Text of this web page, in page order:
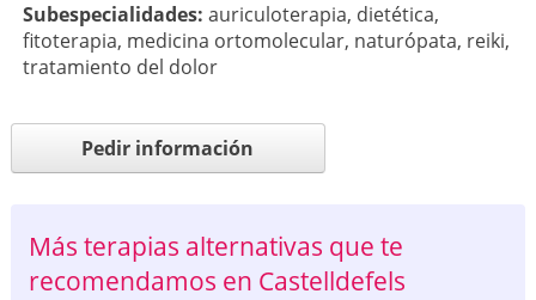
Subespecialidades: auriculoterapia, dietética,
fitoterapia, medicina ortomolecular, naturópata, reiki,
tratamiento del dolor
Pedir información
Más terapias alternativas que te
recomendamos en Castelldefels